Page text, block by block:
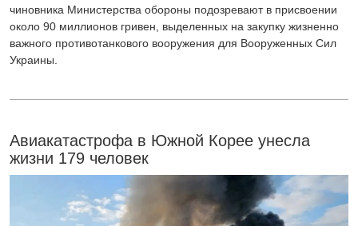
чиновника Министерства обороны подозревают в присвоении
около 90 миллионов гривен, выделенных на закупку жизненно
важного противотанкового вооружения для Вооруженных Сил
Украины.
Авиакатастрофа в Южной Корее унесла
жизни 179 человек